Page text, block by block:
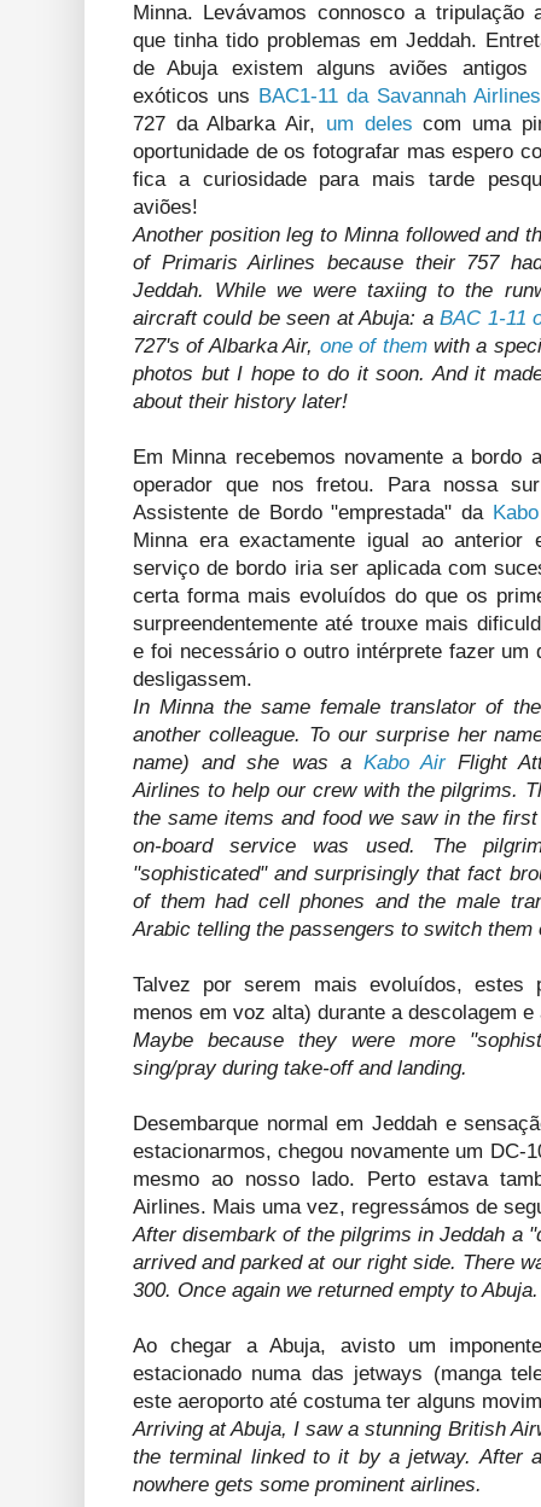
Minna. Levávamos connosco a tripulação
que tinha tido problemas em Jeddah.
de Abuja existem alguns aviões antigos
exóticos uns BAC1-11 da Savannah Airlines
727 da Albarka Air, um deles com uma
oportunidade de os fotografar mas espero
fica a curiosidade para mais tarde
aviões!
Another position leg to Minna followed and
of Primaris Airlines because their 757
Jeddah. While we were taxiing to the
aircraft could be seen at Abuja: aBAC 1-11
727's of Albarka Air, one of themwith a
photos but I hope to do it soon. And it
about their history later!
Em Minna recebemos novamente a bordo
operador que nos fretou. Para nossa
Assistente de Bordo "emprestada" da
Minna era exactamente igual ao
serviço de bordo iria ser aplicada com
certa forma mais evoluídos do que os
surpreendentemente até trouxe mais
e foi necessário o outro intérprete fazer um
desligassem.
In Minna the same female translator of
another colleague. To our surprise her
name) and she was a Kabo AirFlight
Airlines to help our crew with the pilgrims.
the same items and food we saw in the
on-board service was used. The
"sophisticated" and surprisingly that fact
of them had cell phones and the male
Arabic telling the passengers to switch them
Talvez por serem mais evoluídos, estes
menos em voz alta) durante a descolagem e
Maybe because they were more
sing/pray during take-off and landing.
Desembarque normal em Jeddah e
estacionarmos, chegou novamente um DC-
mesmo ao nosso lado. Perto estava
Airlines. Mais uma vez, regressámos de
After disembark of the pilgrims in Jeddah a
arrived and parked at our right side. There
300. Once again we returned empty to Abuja.
Ao chegar a Abuja, avisto um
estacionado numa das jetways (manga
este aeroporto até costuma ter alguns
Arriving at Abuja, I saw a stunning British
the terminal linked to it by a jetway. After
nowhere gets some prominent airlines.